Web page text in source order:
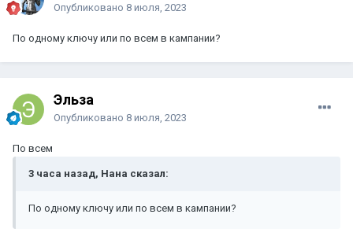
Опубликовано 8 июля, 2023
По одному ключу или по всем в кампании?
Эльза
Опубликовано 8 июля, 2023
По всем
3 часа назад, Нана сказал:
По одному ключу или по всем в кампании?